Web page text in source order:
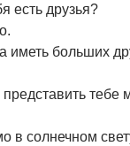
есть друзья?
иметь больших
тебе
в солнечном